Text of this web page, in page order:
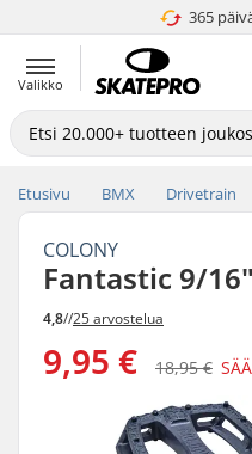
365
Valikko
Etusivu BMX Drivetrain
COLONY
Fantastic 9/
4,8//25 arvostelua
9,95 € 18,95 €